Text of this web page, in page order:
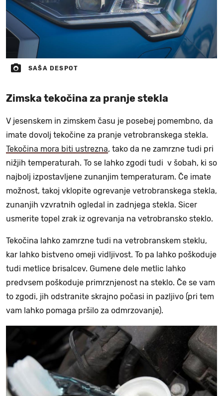
SAŠA DESPOT
Zimska tekočina za pranje stekla
V jesenskem in zimskem času je posebej pomembno, da
imate dovolj tekočine za pranje vetrobranskega stekla.
Tekočina mora biti ustrezna, tako da ne zamrzne tudi pri
nižjih temperaturah. To se lahko zgodi tudi v šobah, ki so
najbolj izpostavljene zunanjim temperaturam. Če imate
možnost, takoj vklopite ogrevanje vetrobranskega stekla,
zunanjih vzvratnih ogledal in zadnjega stekla. Sicer
usmerite topel zrak iz ogrevanja na vetrobransko steklo.
Tekočina lahko zamrzne tudi na vetrobranskem steklu,
kar lahko bistveno omeji vidljivost. To pa lahko poškoduje
tudi metlice brisalcev. Gumene dele metlic lahko
predvsem poškoduje primrznjenost na steklo. Če se vam
to zgodi, jih odstranite skrajno počasi in pazljivo (pri tem
vam lahko pomaga pršilo za odmrzovanje).